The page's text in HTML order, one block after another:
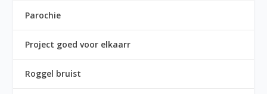
Parochie
Project goed voor elkaarr
Roggel bruist